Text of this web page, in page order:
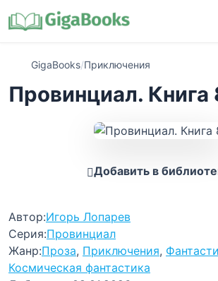
GigaBooks/Приключения
Провинциал. Книга
Добавить в
Автор:Игорь Лопарев
Серия:Провинциал
Жанр:Проза, Приключения,
Космическая фантастика